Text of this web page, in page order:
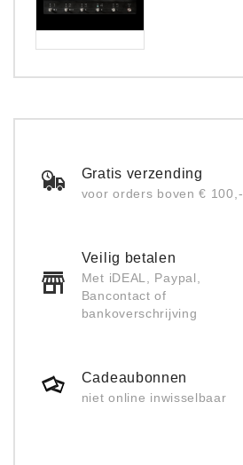
Gratis verzending
voor orders boven € 100,-
Veilig betalen
Met iDEAL, Paypal,
Bancontact of
bankoverschrijving
Cadeaubonnen
niet online inwisselbaar